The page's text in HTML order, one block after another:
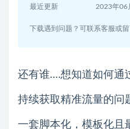
最近更新 2023年06
下载遇到问题？可联系客服或
还有谁….想知道如何通
持续获取精准流量的问
一套脚本化，模板化且